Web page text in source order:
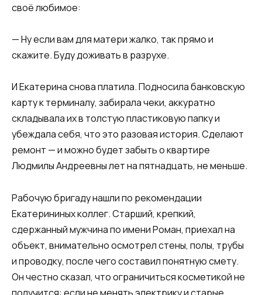
своё любимое:
— Ну если вам для матери жалко, так прямо и
скажите. Буду доживать в разрухе.
И Екатерина снова платила. Подносила банковскую
карту к терминалу, забирала чеки, аккуратно
складывала их в толстую пластиковую папку и
убеждала себя, что это разовая история. Сделают
ремонт — и можно будет забыть о квартире
Людмилы Андреевны лет на пятнадцать, не меньше.
Рабочую бригаду нашли по рекомендации
Екатерининых коллег. Старший, крепкий,
сдержанный мужчина по имени Роман, приехал на
объект, внимательно осмотрел стены, полы, трубы
и проводку, после чего составил понятную смету.
Он честно сказал, что ограничиться косметикой не